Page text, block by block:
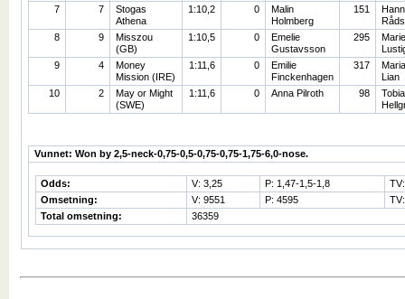
7 7
Stogas
Athena
1:10,2 0
Malin
Holmberg
151
8
9
Misszou
(GB)
1:10,5 0
Emelie
Gustavsson
295
Marie
9
4
Money
Mission (IRE)
1:11,6 0
Emilie
Finckenhagen
317
Lian
10
2
May or Might
(SWE)
1:11,6 0 Anna Pilroth 98
Vunnet: Won by 2,5-neck-0,75-0,5-0,75-0,75-1,75-6,0-nose.
Odds: V: 3,25 P: 1,47-1,5-1,8
TV:
Omsetning:
V: 9551 P: 4595
Total omsetning:
36359